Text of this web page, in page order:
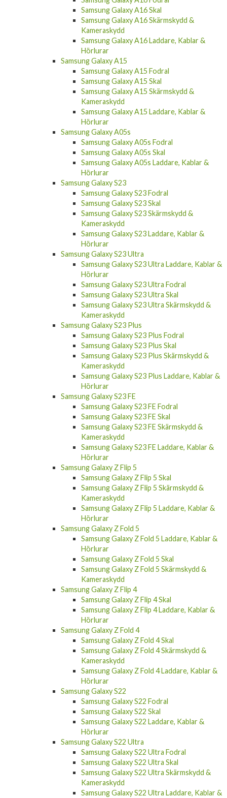
Samsung Galaxy A16 Skal
Samsung Galaxy A16 Skärmskydd &
Kameraskydd
Samsung Galaxy A16 Laddare, Kablar &
Hörlurar
Samsung Galaxy A15
Samsung Galaxy A15 Fodral
Samsung Galaxy A15 Skal
Samsung Galaxy A15 Skärmskydd &
Kameraskydd
Samsung Galaxy A15 Laddare, Kablar &
Hörlurar
Samsung Galaxy A05s
Samsung Galaxy A05s Fodral
Samsung Galaxy A05s Skal
Samsung Galaxy A05s Laddare, Kablar &
Hörlurar
Samsung Galaxy S23
Samsung Galaxy S23 Fodral
Samsung Galaxy S23 Skal
Samsung Galaxy S23 Skärmskydd &
Kameraskydd
Samsung Galaxy S23 Laddare, Kablar &
Hörlurar
Samsung Galaxy S23 Ultra
Samsung Galaxy S23 Ultra Laddare, Kablar &
Hörlurar
Samsung Galaxy S23 Ultra Fodral
Samsung Galaxy S23 Ultra Skal
Samsung Galaxy S23 Ultra Skärmskydd &
Kameraskydd
Samsung Galaxy S23 Plus
Samsung Galaxy S23 Plus Fodral
Samsung Galaxy S23 Plus Skal
Samsung Galaxy S23 Plus Skärmskydd &
Kameraskydd
Samsung Galaxy S23 Plus Laddare, Kablar &
Hörlurar
Samsung Galaxy S23 FE
Samsung Galaxy S23 FE Fodral
Samsung Galaxy S23 FE Skal
Samsung Galaxy S23 FE Skärmskydd &
Kameraskydd
Samsung Galaxy S23 FE Laddare, Kablar &
Hörlurar
Samsung Galaxy Z Flip 5
Samsung Galaxy Z Flip 5 Skal
Samsung Galaxy Z Flip 5 Skärmskydd &
Kameraskydd
Samsung Galaxy Z Flip 5 Laddare, Kablar &
Hörlurar
Samsung Galaxy Z Fold 5
Samsung Galaxy Z Fold 5 Laddare, Kablar &
Hörlurar
Samsung Galaxy Z Fold 5 Skal
Samsung Galaxy Z Fold 5 Skärmskydd &
Kameraskydd
Samsung Galaxy Z Flip 4
Samsung Galaxy Z Flip 4 Skal
Samsung Galaxy Z Flip 4 Laddare, Kablar &
Hörlurar
Samsung Galaxy Z Fold 4
Samsung Galaxy Z Fold 4 Skal
Samsung Galaxy Z Fold 4 Skärmskydd &
Kameraskydd
Samsung Galaxy Z Fold 4 Laddare, Kablar &
Hörlurar
Samsung Galaxy S22
Samsung Galaxy S22 Fodral
Samsung Galaxy S22 Skal
Samsung Galaxy S22 Laddare, Kablar &
Hörlurar
Samsung Galaxy S22 Ultra
Samsung Galaxy S22 Ultra Fodral
Samsung Galaxy S22 Ultra Skal
Samsung Galaxy S22 Ultra Skärmskydd &
Kameraskydd
Samsung Galaxy S22 Ultra Laddare, Kablar &